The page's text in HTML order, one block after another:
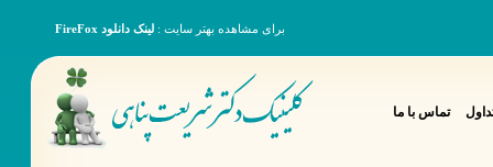
برای مشاهده بهتر سایت : لینک دانلود FireFox
تماس با ما